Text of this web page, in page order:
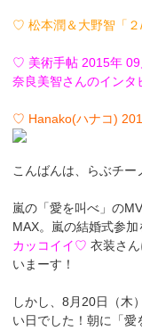
♡ 松本潤＆大野智「
♡ 美術手帖 2015年 09
奈良美智さんのイン
♡ Hanako(ハナコ)
こんばんは、らぶチー
嵐の「愛を叫べ」の
MAX。嵐の結婚式参
カッコイイ♡ 衣装さ
いまーす！
しかし、8月20日（木
い日でした！朝に「